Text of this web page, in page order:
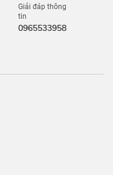
Giải đáp thông
tin
0965533958